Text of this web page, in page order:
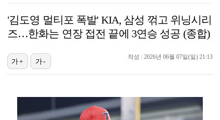
1위 '오디세이', 주말동안 133만명 봤다…'스파이더…
'욕망의 덫' 장서희 "인간의 이중성 연기하고팠다…독기…
이설, '결혼의 완성' 종영 소감 "고세윤의 강인함 떠…
'스틸야드 석재 낙하' 프로축구연맹, K리그 전 구단 …
'김도영 멀티포 폭발' KIA, 삼성 꺾고 위닝시리
즈…한화는 연장 접전 끝에 3연승 성공 (종합)
작성 : 2026년 06월 07일(일) 21:13
가+ 가-